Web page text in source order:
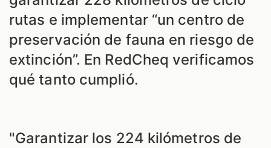
rutas e implementar “un centro de
preservación de fauna en riesgo de
extinción”. En RedCheq verificamos
qué tanto cumplió.
"Garantizar los 224 kilómetros de